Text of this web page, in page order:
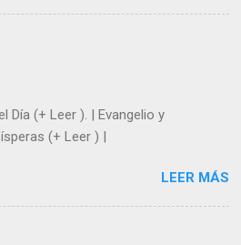
en los días del sol abrasador
Dios? Julián Escobar. | Lecturas
Día (+ Leer ). | Evangelio y
(+ Leer ) |
LEER MÁS